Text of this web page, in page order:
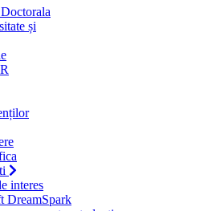
și
interes
DreamSpark